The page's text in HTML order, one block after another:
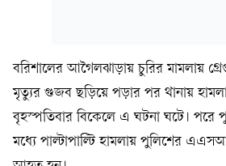
বরিশালের আগৈলঝাড়ায় চুরির মামলায়
মৃত্যুর গুজব ছড়িয়ে পড়ার পর থানায়
বৃহস্পতিবার বিকেলে এ ঘটনা ঘটে। পরে
মধ্যে পাল্টাপাল্টি হামলায় পুলিশের